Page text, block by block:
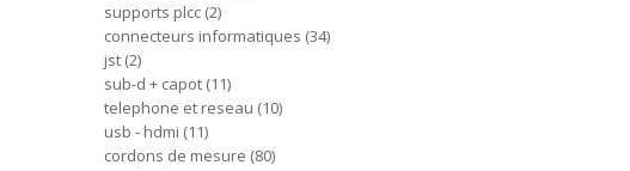
supports plcc 2
connecteurs informatiques 34
jst 2
sub-d + capot 11
telephone et reseau 10
usb - hdmi 11
cordons de mesure 80